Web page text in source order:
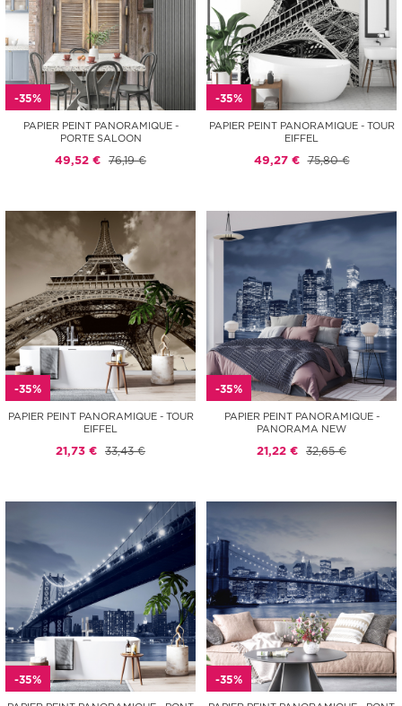
-35%
PAPIER PEINT PANORAMIQUE -
PORTE SALOON
49,52 € 76,19 €
-35%
PAPIER PEINT PANORAMIQUE - TOUR
EIFFEL
49,27 € 75,80 €
-35%
PAPIER PEINT PANORAMIQUE - TOUR
EIFFEL
21,73 € 33,43 €
-35%
PAPIER PEINT PANORAMIQUE -
PANORAMA NEW
21,22 € 32,65 €
-35% -35%